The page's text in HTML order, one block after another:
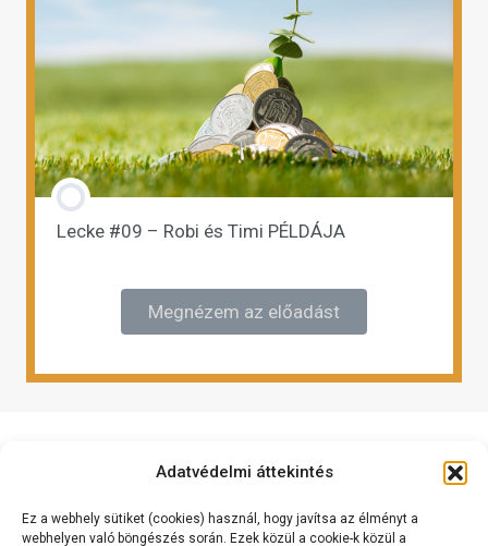
Adatvédelmi áttekintés
Ez a webhely sütiket (cookies) használ, hogy javítsa az élményt a
webhelyen való böngészés során. Ezek közül a cookie-k közül a
Lecke #09 – Robi és Timi PÉLDÁJA
Megnézem az előadást